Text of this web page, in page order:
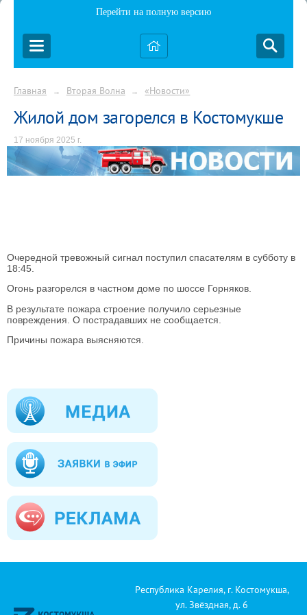
Перейти на полную версию
Главная → Вторая Волна → «Новости»
Жилой дом загорелся в Костомукше
17 ноября 2025 г.
Очередной тревожный сигнал поступил спасателям в субботу в
18:45.
Огонь разгорелся в частном доме по шоссе Горняков.
В результате пожара строение получило серьезные
повреждения. О пострадавших не сообщается.
Причины пожара выясняются.
Республика Карелия, г. Костомукша,
ул. Звёздная, д. 6